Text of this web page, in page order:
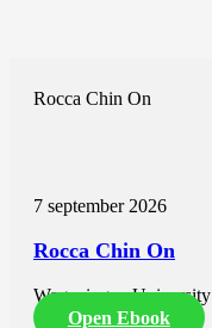
Rocca Chin On
7 september 2026
Rocca Chin On
Wageningen University
Open Ebook